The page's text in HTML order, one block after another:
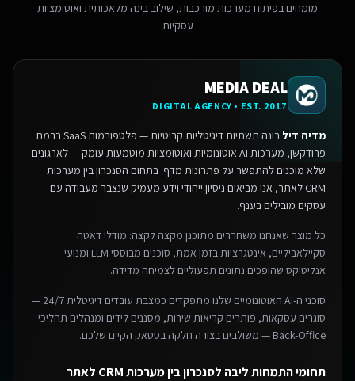
מומחים בפיתוח מערכות מורכבות, שילוב בינה מלאכותית ואוטומציות
עסקיות
MEDIA DEAL
DIGITAL AGENCY • EST. 2017
מדיה דיל
בונה תשתיות דיגיטליות קריטיות — פלטפורמות SaaS ברמת
פרודקשן, מערכות AI אוטונומיות ואוטומציות מוטמעות עומק — לארגונים
שלא מוכנים להתפשר על פתרונות מדף. בתחום הסנכרון בין מערכות
CRM לאתר, אנו מביאים ניסיון ייחודי וידע מעמיק שנצבר מעבודה עם
עסקים מובילים בענף.
כל מוצר שאנחנו משחררים מתוכנן מקצה לקצה: מודלי דאטה
סקיילאביליים, אינטגרציות בזמן אמת, סוכנים מבוססי LLM ומנועי
אנליטיקס שהופכים נתונים תפעוליים לצמיחה מדידה.
סוכני ה-AI האוטונומיים שלנו מתפקדים כמצבת עובדים דיגיטלית 24/7 —
סוגרים עסקאות, פותרים קריאות שירות, מסננים לידים ומנהלים תהליכי
Back-Office — משולבים בצורה חלקה בסטאק הקיים שלכם.
תחומי התמחות ליבה לסנכרון בין מערכות CRM לאתר